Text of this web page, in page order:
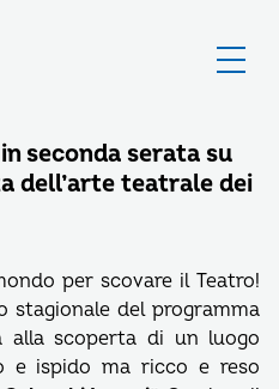
seconda serata su
dell’arte teatrale dei
per scovare il Teatro!
stagionale del programma
alla scoperta di un luogo
e ispido ma ricco e reso